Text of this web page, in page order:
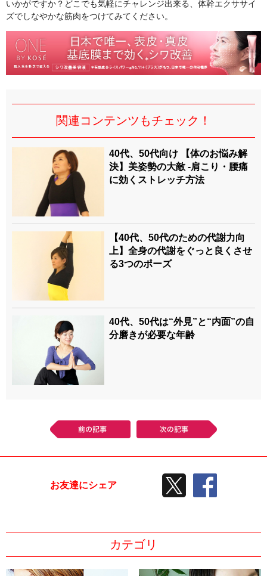
いかがですか？どこでも気軽にチャレンジ出来る、体幹エクササイ
ズでしなやかな筋肉をつけてみてください。
関連コンテンツもチェック！
40代、50代向け 【体のお悩み解
決】美姿勢の大敵 -肩こり・腰痛
に効くストレッチ方法
【40代、50代のための代謝力向
上】全身の代謝をぐっと良くさせ
る3つのポーズ
40代、50代は“外見”と“内面”の自
分磨きが必要な年齢
前の記事
お友達にシェア
TWEETする
カテゴリ